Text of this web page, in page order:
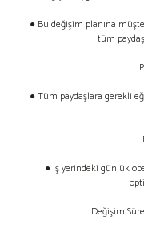
● Bu değişim planına
tüm
● Tüm paydaşlara gerekli
● İş yerindeki günlük
Değişim